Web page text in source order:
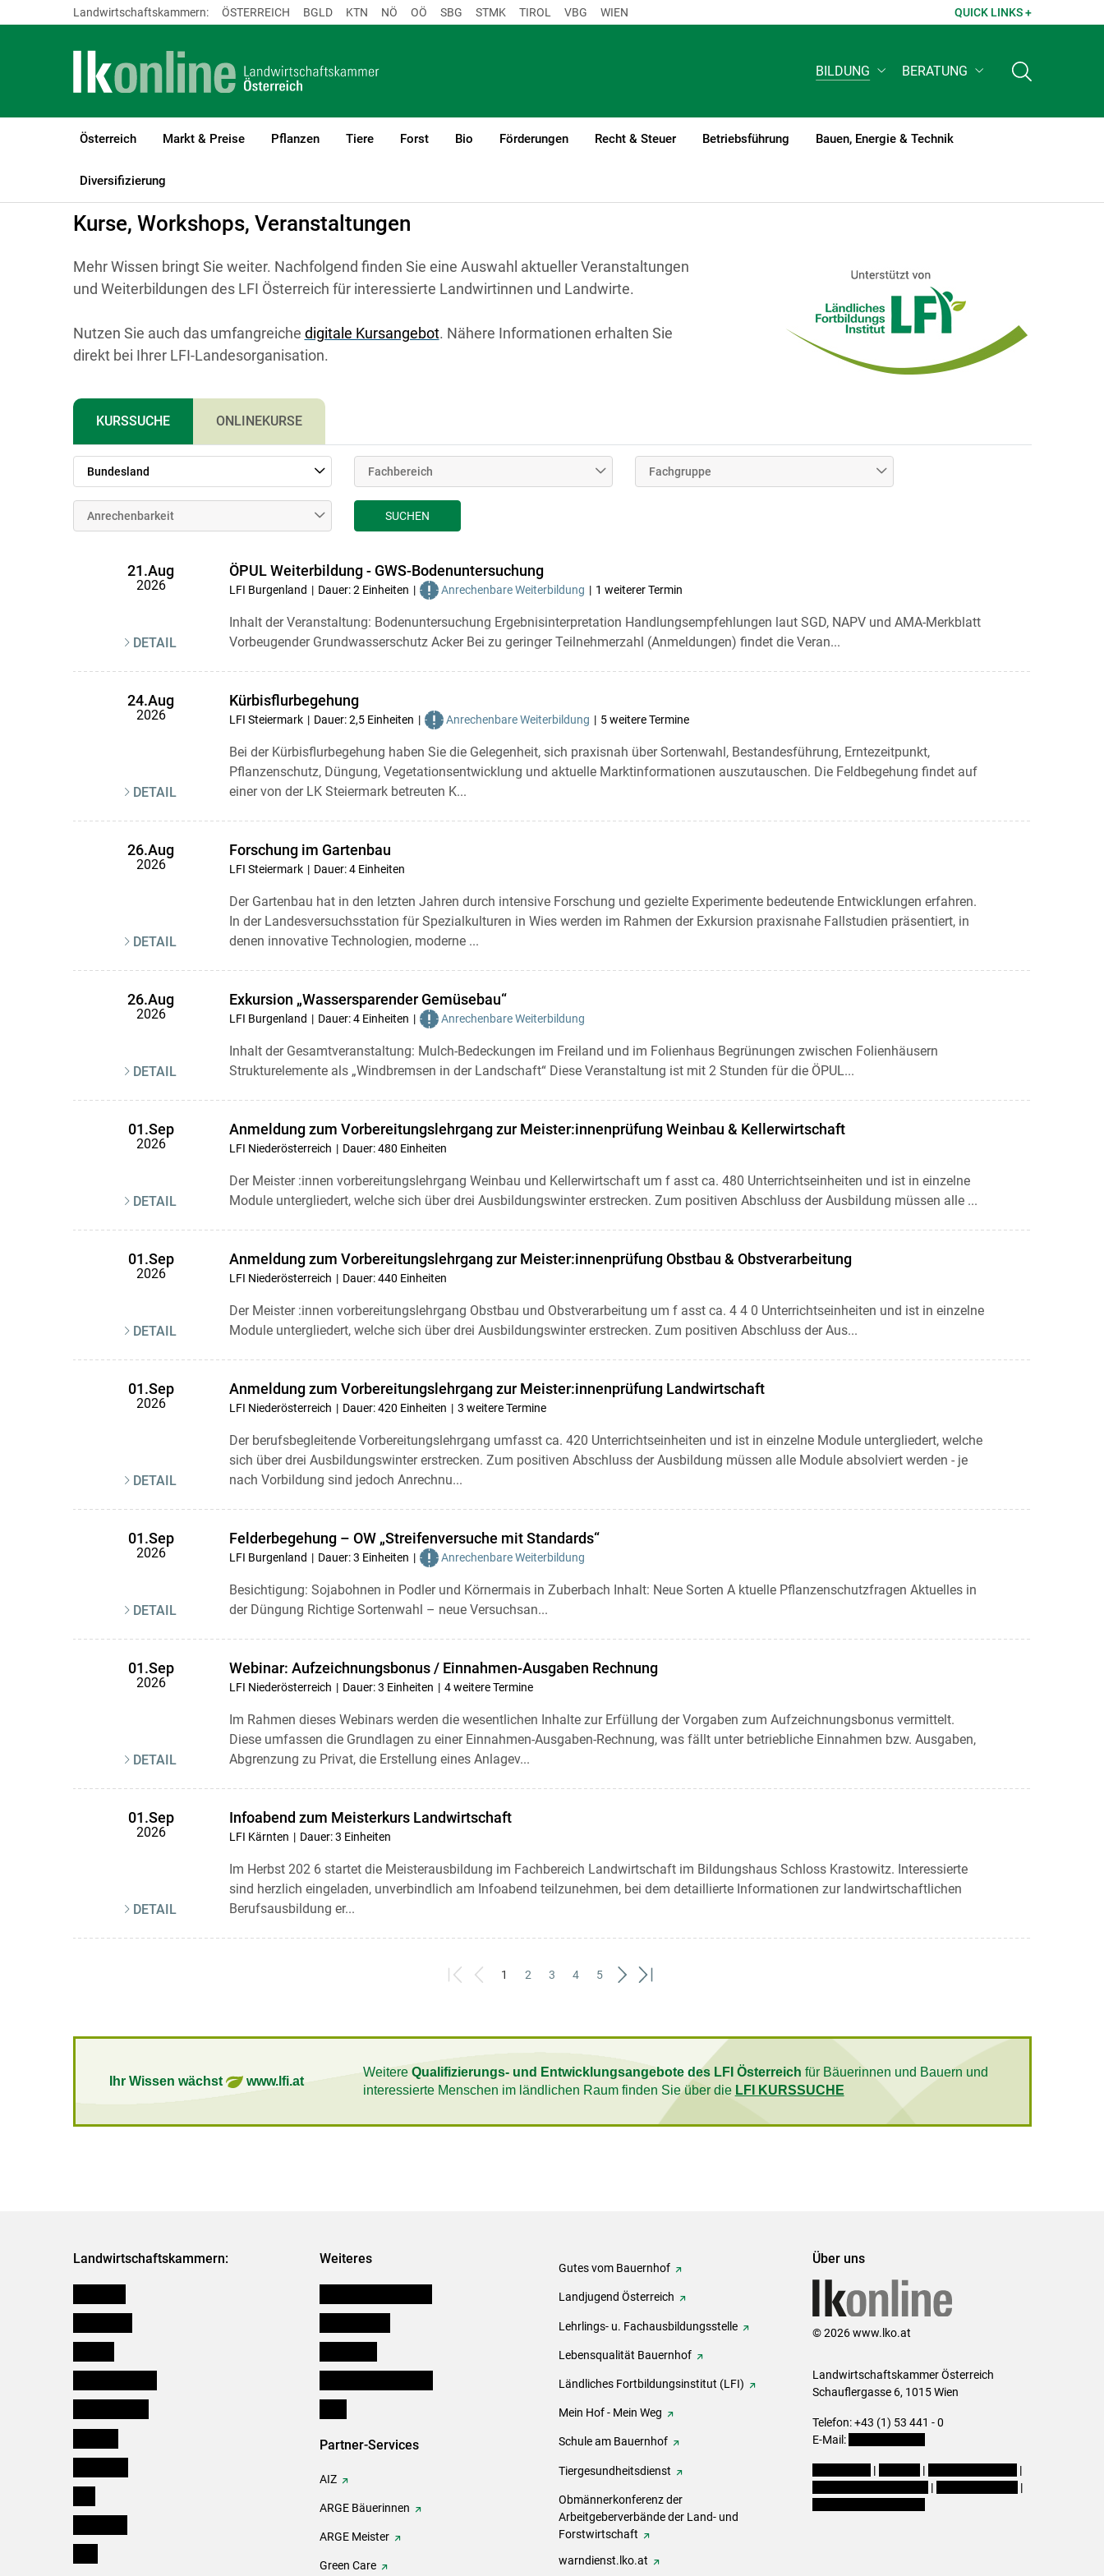
Skip to main content
Landwirtschaftskammern: ÖSTERREICH BGLD KTN NÖ OÖ SBG STMK TIROL VBG WIEN QUICK LINKS +
BILDUNG BERATUNG
Österreich Markt & Preise Pflanzen Tiere Forst Bio Förderungen Recht & Steuer Betriebsführung Bauen, Energie & Technik
Diversifizierung
LK Österreich Bildung
Kurse, Workshops, Veranstaltungen
Mehr Wissen bringt Sie weiter. Nachfolgend finden Sie eine Auswahl aktueller Veranstaltungen
und Weiterbildungen des LFI Österreich für interessierte Landwirtinnen und Landwirte.
Nutzen Sie auch das umfangreiche digitale Kursangebot. Nähere Informationen erhalten Sie
direkt bei Ihrer LFI-Landesorganisation.
KURSSUCHE ONLINEKURSE
Bundesland Fachbereich Fachgruppe
Anrechenbarkeit SUCHEN
21.Aug
2026
DETAIL
ÖPUL Weiterbildung - GWS-Bodenuntersuchung
LFI Burgenland Dauer: 2 Einheiten Anrechenbare Weiterbildung 1 weiterer Termin
Inhalt der Veranstaltung: Bodenuntersuchung Ergebnisinterpretation Handlungsempfehlungen laut SGD, NAPV und AMA-Merkblatt
Vorbeugender Grundwasserschutz Acker Bei zu geringer Teilnehmerzahl (Anmeldungen) findet die Veran...
24.Aug
2026
DETAIL
Kürbisflurbegehung
LFI Steiermark Dauer: 2,5 Einheiten Anrechenbare Weiterbildung 5 weitere Termine
Bei der Kürbisflurbegehung haben Sie die Gelegenheit, sich praxisnah über Sortenwahl, Bestandesführung, Erntezeitpunkt,
Pflanzenschutz, Düngung, Vegetationsentwicklung und aktuelle Marktinformationen auszutauschen. Die Feldbegehung findet auf
einer von der LK Steiermark betreuten K...
26.Aug
2026
DETAIL
Forschung im Gartenbau
LFI Steiermark Dauer: 4 Einheiten
Der Gartenbau hat in den letzten Jahren durch intensive Forschung und gezielte Experimente bedeutende Entwicklungen erfahren.
In der Landesversuchsstation für Spezialkulturen in Wies werden im Rahmen der Exkursion praxisnahe Fallstudien präsentiert, in
denen innovative Technologien, moderne ...
26.Aug
2026
DETAIL
Exkursion „Wassersparender Gemüsebau“
LFI Burgenland Dauer: 4 Einheiten Anrechenbare Weiterbildung
Inhalt der Gesamtveranstaltung: Mulch-Bedeckungen im Freiland und im Folienhaus Begrünungen zwischen Folienhäusern
Strukturelemente als „Windbremsen in der Landschaft“ Diese Veranstaltung ist mit 2 Stunden für die ÖPUL...
01.Sep
2026
DETAIL
Anmeldung zum Vorbereitungslehrgang zur Meister:innenprüfung Weinbau & Kellerwirtschaft
LFI Niederösterreich Dauer: 480 Einheiten
Der Meister :innen vorbereitungslehrgang Weinbau und Kellerwirtschaft um f asst ca. 480 Unterrichtseinheiten und ist in einzelne
Module untergliedert, welche sich über drei Ausbildungswinter erstrecken. Zum positiven Abschluss der Ausbildung müssen alle ...
01.Sep
2026
DETAIL
Anmeldung zum Vorbereitungslehrgang zur Meister:innenprüfung Obstbau & Obstverarbeitung
LFI Niederösterreich Dauer: 440 Einheiten
Der Meister :innen vorbereitungslehrgang Obstbau und Obstverarbeitung um f asst ca. 4 4 0 Unterrichtseinheiten und ist in einzelne
Module untergliedert, welche sich über drei Ausbildungswinter erstrecken. Zum positiven Abschluss der Aus...
01.Sep
2026
DETAIL
Anmeldung zum Vorbereitungslehrgang zur Meister:innenprüfung Landwirtschaft
LFI Niederösterreich Dauer: 420 Einheiten 3 weitere Termine
Der berufsbegleitende Vorbereitungslehrgang umfasst ca. 420 Unterrichtseinheiten und ist in einzelne Module untergliedert, welche
sich über drei Ausbildungswinter erstrecken. Zum positiven Abschluss der Ausbildung müssen alle Module absolviert werden - je
nach Vorbildung sind jedoch Anrechnu...
01.Sep
2026
DETAIL
Felderbegehung – OW „Streifenversuche mit Standards“
LFI Burgenland Dauer: 3 Einheiten Anrechenbare Weiterbildung
Besichtigung: Sojabohnen in Podler und Körnermais in Zuberbach Inhalt: Neue Sorten A ktuelle Pflanzenschutzfragen Aktuelles in
der Düngung Richtige Sortenwahl – neue Versuchsan...
01.Sep
2026
DETAIL
Webinar: Aufzeichnungsbonus / Einnahmen-Ausgaben Rechnung
LFI Niederösterreich Dauer: 3 Einheiten 4 weitere Termine
Im Rahmen dieses Webinars werden die wesentlichen Inhalte zur Erfüllung der Vorgaben zum Aufzeichnungsbonus vermittelt.
Diese umfassen die Grundlagen zu einer Einnahmen-Ausgaben-Rechnung, was fällt unter betriebliche Einnahmen bzw. Ausgaben,
Abgrenzung zu Privat, die Erstellung eines Anlagev...
01.Sep
2026
DETAIL
Infoabend zum Meisterkurs Landwirtschaft
LFI Kärnten Dauer: 3 Einheiten
Im Herbst 202 6 startet die Meisterausbildung im Fachbereich Landwirtschaft im Bildungshaus Schloss Krastowitz. Interessierte
sind herzlich eingeladen, unverbindlich am Infoabend teilzunehmen, bei dem detaillierte Informationen zur landwirtschaftlichen
Berufsausbildung er...
First Previous
1 2 3 4 5
Next Last
Ihr Wissen wächst www.lfi.at
Weitere Qualifizierungs- und Entwicklungsangebote des LFI Österreich für Bäuerinnen und Bauern und
interessierte Menschen im ländlichen Raum finden Sie über die LFI KURSSUCHE
Landwirtschaftskammern: Weiteres
Partner-Services
AIZ
ARGE Bäuerinnen
ARGE Meister
Green Care
Gutes vom Bauernhof
Landjugend Österreich
Lehrlings- u. Fachausbildungsstelle
Lebensqualität Bauernhof
Ländliches Fortbildungsinstitut (LFI)
Mein Hof - Mein Weg
Schule am Bauernhof
Tiergesundheitsdienst
Obmännerkonferenz der
Arbeitgeberverbände der Land- und
Forstwirtschaft
warndienst.lko.at
Über uns
© 2026 www.lko.at
Landwirtschaftskammer Österreich
Schauflergasse 6, 1015 Wien
Telefon:+43 (1) 53 441 - 0
E-Mail:
| |
|
|
|